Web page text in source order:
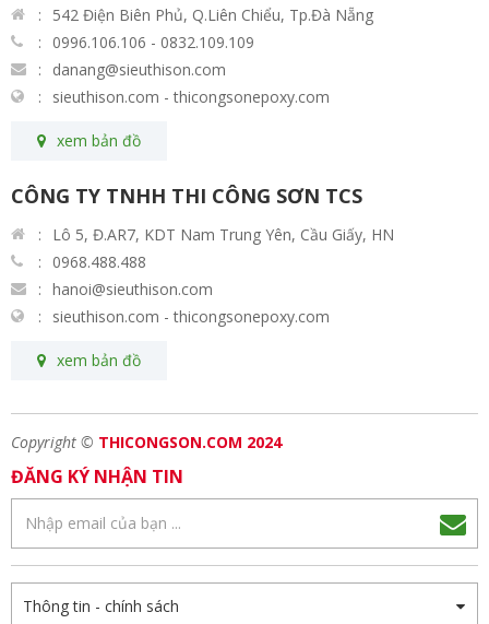
542 Điện Biên Phủ, Q.Liên Chiểu, Tp.Đà Nẵng
0996.106.106 - 0832.109.109
danang@sieuthison.com
sieuthison.com - thicongsonepoxy.com
xem bản đồ
CÔNG TY TNHH THI CÔNG SƠN TCS
Lô 5, Đ.AR7, KDT Nam Trung Yên, Cầu Giấy, HN
0968.488.488
hanoi@sieuthison.com
sieuthison.com - thicongsonepoxy.com
xem bản đồ
Copyright © THICONGSON.COM 2024
ĐĂNG KÝ NHẬN TIN
Thông tin - chính sách